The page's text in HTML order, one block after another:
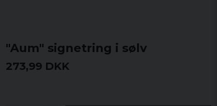
"Aum" signetring i sølv
273,99 DKK